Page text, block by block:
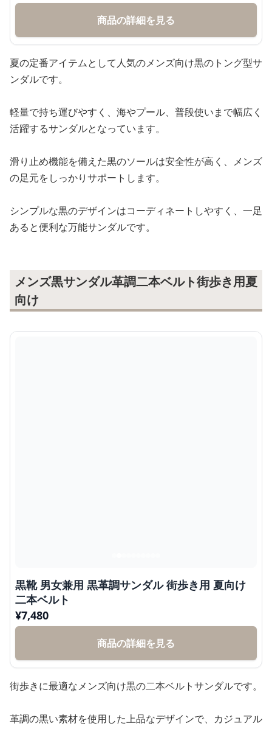
商品の詳細を見る
夏の定番アイテムとして人気のメンズ向け黒のトング型サ
ンダルです。
軽量で持ち運びやすく、海やプール、普段使いまで幅広く
活躍するサンダルとなっています。
滑り止め機能を備えた黒のソールは安全性が高く、メンズ
の足元をしっかりサポートします。
シンプルな黒のデザインはコーディネートしやすく、一足
あると便利な万能サンダルです。
メンズ黒サンダル革調二本ベルト街歩き用夏
向け
黒靴 男女兼用 黒革調サンダル 街歩き用 夏向け
二本ベルト
¥7,480
商品の詳細を見る
街歩きに最適なメンズ向け黒の二本ベルトサンダルです。
革調の黒い素材を使用した上品なデザインで、カジュアル